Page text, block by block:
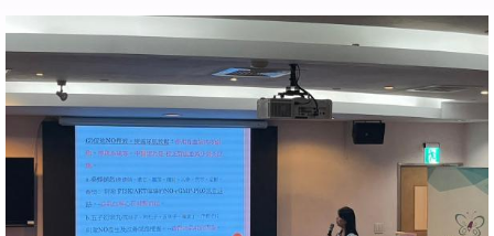
LINE_ALBUM_2024106_241008_82.jpg